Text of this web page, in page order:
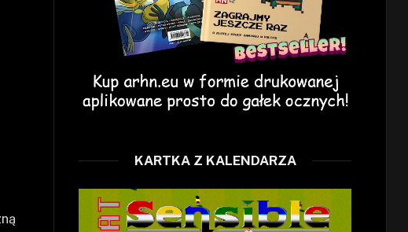
KARTKA Z KALENDARZA